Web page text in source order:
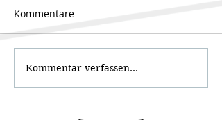
Kommentare
Kommentar verfassen...